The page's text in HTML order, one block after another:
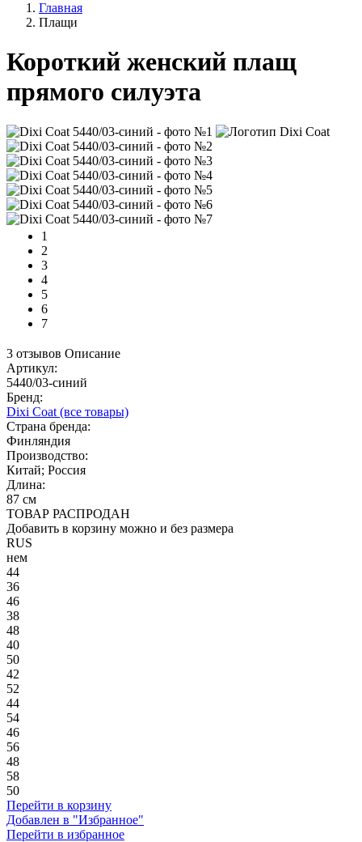
Главная
Плащи
Короткий женский плащ
прямого силуэта
1
2
3
4
5
6
7
3 отзывов Описание
Артикул:
5440/03-синий
Бренд:
Dixi Coat (все товары)
Страна бренда:
Финляндия
Производство:
Китай; Россия
Длина:
87 см
ТОВАР РАСПРОДАН
Добавить в корзину можно и без размера
RUS
нем
44
36
46
38
48
40
50
42
52
44
54
46
56
48
58
50
Перейти в корзину
Добавлен в "Избранное"
Перейти в избранное